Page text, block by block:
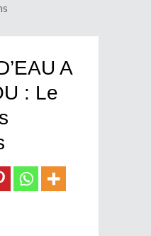
A
: Le